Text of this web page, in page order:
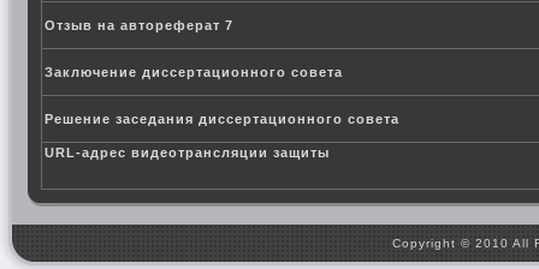
Отзыв на автореферат 7
Заключение диссертационного совета
Решение заседания диссертационного совета
URL-адрес видеотрансляции защиты
Copyright © 2010 All